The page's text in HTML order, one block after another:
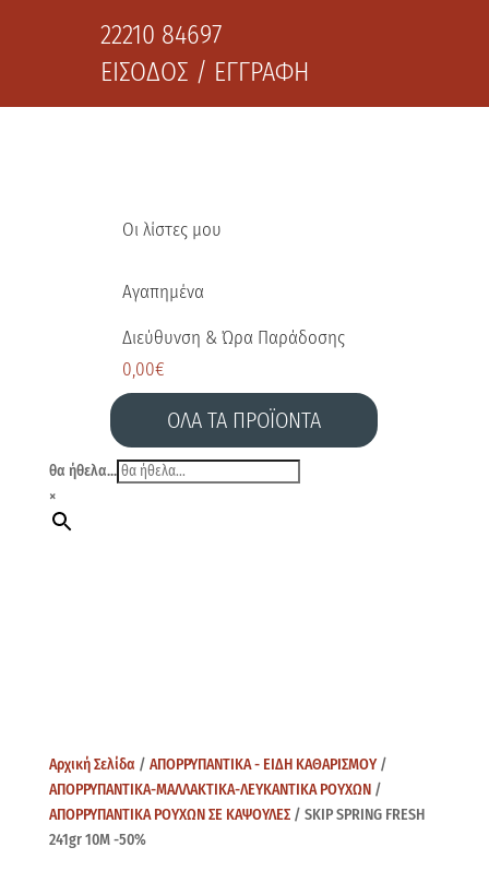
22210 84697
ΕΙΣΟΔΟΣ / ΕΓΓΡΑΦΗ
Οι λίστες μου
Αγαπημένα
Διεύθυνση & Ώρα Παράδοσης
0,00€
ΟΛΑ ΤΑ ΠΡΟΪΟΝΤΑ
θα ήθελα...
×
Αρχική Σελίδα / ΑΠΟΡΡΥΠΑΝΤΙΚΑ - ΕΙΔΗ ΚΑΘΑΡΙΣΜΟΥ/
ΑΠΟΡΡΥΠΑΝΤΙΚΑ-ΜΑΛΛΑΚΤΙΚΑ-ΛΕΥΚΑΝΤΙΚΑ ΡΟΥΧΩΝ/
ΑΠΟΡΡΥΠΑΝΤΙΚΑ ΡΟΥΧΩΝ ΣΕ ΚΑΨΟΥΛΕΣ/ SKIP SPRING FRESH
241gr 10Μ -50%